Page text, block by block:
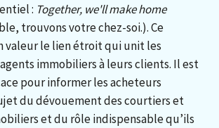
: Together, we'll make home
trouvons votre chez-soi.). Ce
valeur le lien étroit qui unit les
immobiliers à leurs clients. Il est
pour informer les acheteurs
du dévouement des courtiers et
et du rôle indispensable qu’ils